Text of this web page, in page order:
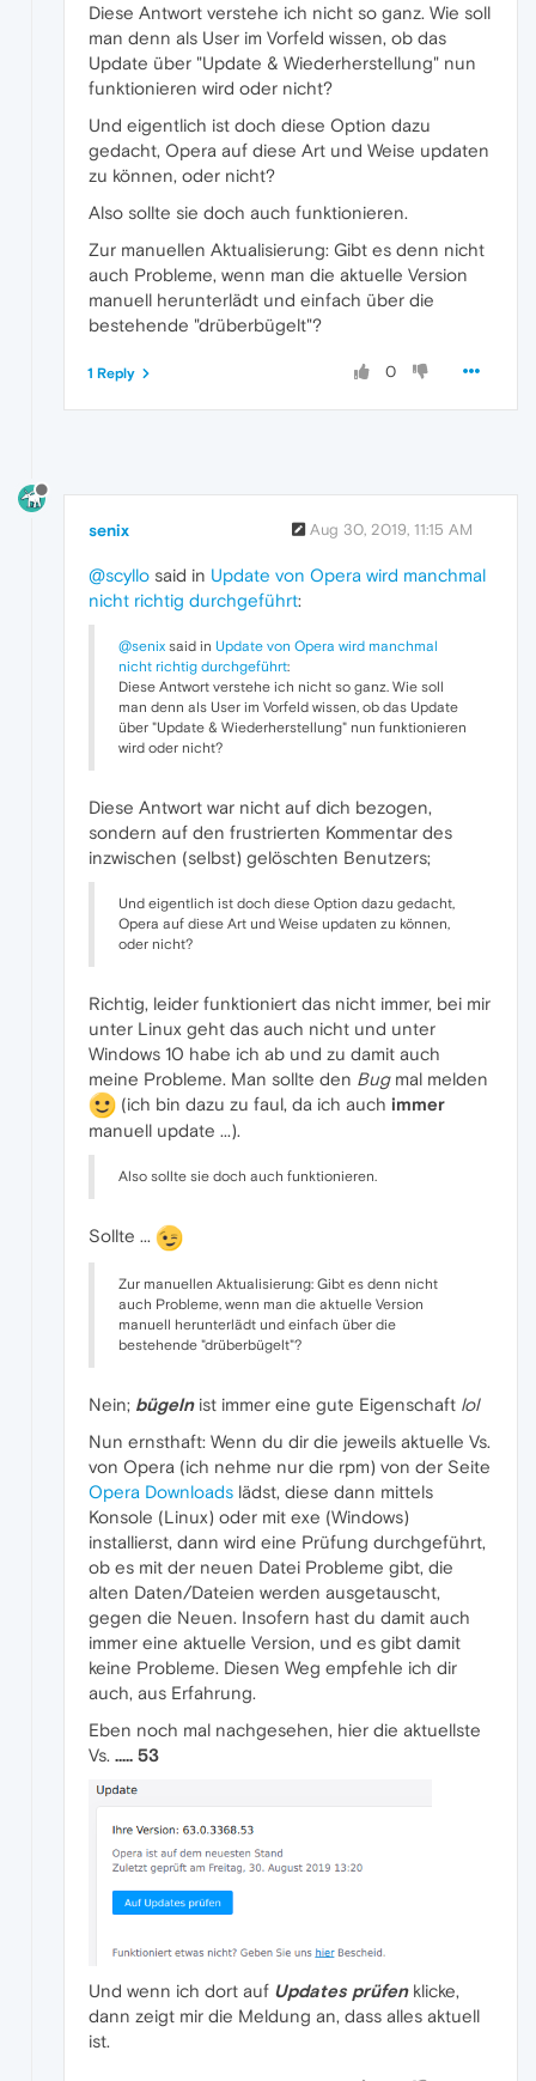
Diese Antwort verstehe ich nicht so ganz. Wie soll
man denn als User im Vorfeld wissen, ob das
Update über "Update & Wiederherstellung" nun
funktionieren wird oder nicht?
Und eigentlich ist doch diese Option dazu
gedacht, Opera auf diese Art und Weise updaten
zu können, oder nicht?
Also sollte sie doch auch funktionieren.
Zur manuellen Aktualisierung: Gibt es denn nicht
auch Probleme, wenn man die aktuelle Version
manuell herunterlädt und einfach über die
bestehende "drüberbügelt"?
0
1 Reply
senix Aug 30, 2019, 11:15 AM
@scyllo said in Update von Opera wird manchmal
nicht richtig durchgeführt:
@senix said in Update von Opera wird manchmal
nicht richtig durchgeführt:
Diese Antwort verstehe ich nicht so ganz. Wie soll
man denn als User im Vorfeld wissen, ob das Update
über "Update & Wiederherstellung" nun funktionieren
wird oder nicht?
Diese Antwort war nicht auf dich bezogen,
sondern auf den frustrierten Kommentar des
inzwischen (selbst) gelöschten Benutzers;
Und eigentlich ist doch diese Option dazu gedacht,
Opera auf diese Art und Weise updaten zu können,
oder nicht?
Richtig, leider funktioniert das nicht immer, bei mir
unter Linux geht das auch nicht und unter
Windows 10 habe ich ab und zu damit auch
meine Probleme. Man sollte den Bugmal melden
(ich bin dazu zu faul, da ich auch immer
manuell update ...).
Also sollte sie doch auch funktionieren.
Sollte ...
Zur manuellen Aktualisierung: Gibt es denn nicht
auch Probleme, wenn man die aktuelle Version
manuell herunterlädt und einfach über die
bestehende "drüberbügelt"?
Nein; bügelnist immer eine gute Eigenschaft lol
Nun ernsthaft: Wenn du dir die jeweils aktuelle Vs.
von Opera (ich nehme nur die rpm) von der Seite
Opera Downloads lädst, diese dann mittels
Konsole (Linux) oder mit exe (Windows)
installierst, dann wird eine Prüfung durchgeführt,
ob es mit der neuen Datei Probleme gibt, die
alten Daten/Dateien werden ausgetauscht,
gegen die Neuen. Insofern hast du damit auch
immer eine aktuelle Version, und es gibt damit
keine Probleme. Diesen Weg empfehle ich dir
auch, aus Erfahrung.
Eben noch mal nachgesehen, hier die aktuellste
Vs. ..... 53
Und wenn ich dort auf Updates prüfenklicke,
dann zeigt mir die Meldung an, dass alles aktuell
ist.